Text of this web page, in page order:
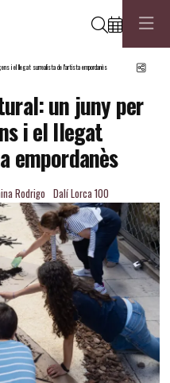
Cerca
i el llegat surrealista de l’artista empordanès
un juny per
i el llegat
empordanès
Rodrigo Dalí Lorca 100